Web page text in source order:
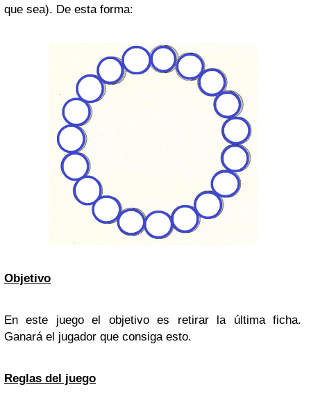
que sea). De esta forma:
Objetivo
En este juego el objetivo es retirar la última ficha.
Ganará el jugador que consiga esto.
Reglas del juego